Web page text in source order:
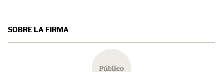
SOBRE LA FIRMA